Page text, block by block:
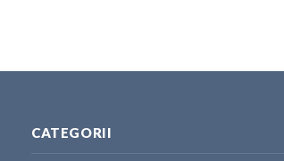
CATEGORII